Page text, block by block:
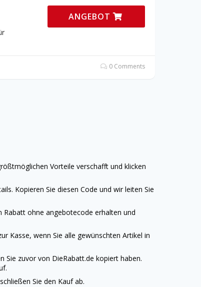
ANGEBOT
0 Comments
Vorteile verschafft und klicken
Kopieren Sie diesen Code und wir leiten Sie
Rabatt ohne angebotecode erhalten und
Kasse, wenn Sie alle gewünschten Artikel in
Sie zuvor von DieRabatt.de kopiert haben.
Sie den Kauf ab.